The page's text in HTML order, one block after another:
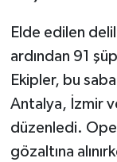
Elde edilen
ardından 91
Ekipler, bu
Antalya, İzmir
düzenledi.
gözaltına